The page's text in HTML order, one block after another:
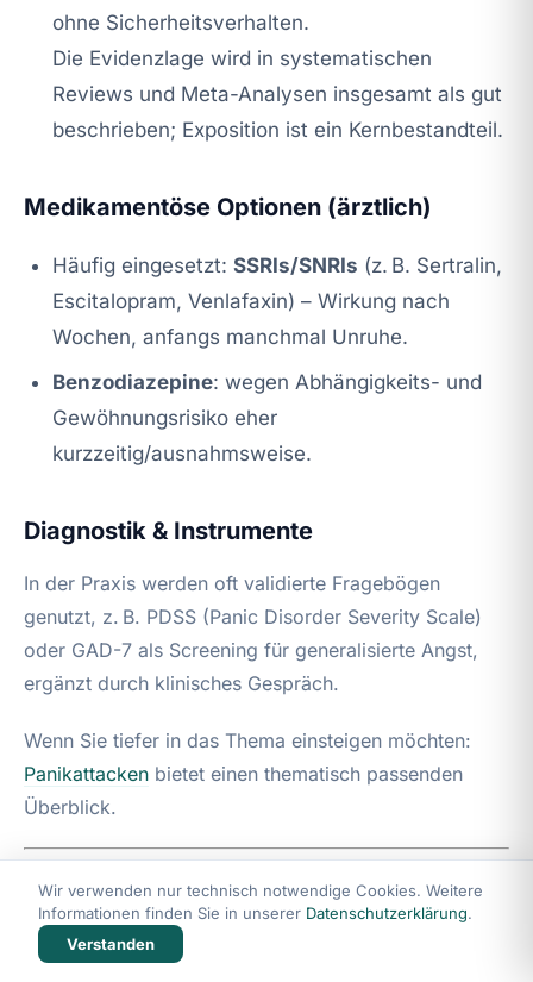
ohne Sicherheitsverhalten.
Die Evidenzlage wird in systematischen
Reviews und Meta-Analysen insgesamt als gut
beschrieben; Exposition ist ein Kernbestandteil.
Medikamentöse Optionen (ärztlich)
Häufig eingesetzt: SSRIs/SNRIs (z. B. Sertralin,
Escitalopram, Venlafaxin) – Wirkung nach
Wochen, anfangs manchmal Unruhe.
Benzodiazepine: wegen Abhängigkeits- und
Gewöhnungsrisiko eher
kurzzeitig/ausnahmsweise.
Diagnostik & Instrumente
In der Praxis werden oft validierte Fragebögen
genutzt, z. B. PDSS (Panic Disorder Severity Scale)
oder GAD-7 als Screening für generalisierte Angst,
ergänzt durch klinisches Gespräch.
Wenn Sie tiefer in das Thema einsteigen möchten:
Panikattacken bietet einen thematisch passenden
Überblick.
Audio-Hypnose: mögliche positive
Erfahrungen und realistische
Wir verwenden nur technisch notwendige Cookies. Weitere
Informationen finden Sie in unserer Datenschutzerklärung.
Verstanden